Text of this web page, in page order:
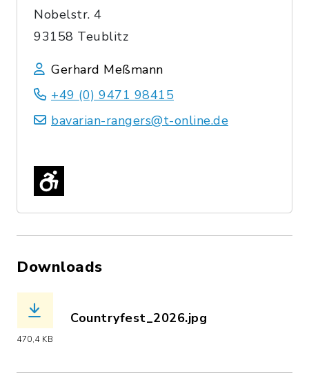
Nobelstr. 4
93158 Teublitz
Gerhard Meßmann
+49 (0) 9471 98415
bavarian-rangers@t-online.de
Downloads
470,4 KB
Countryfest_2026.jpg